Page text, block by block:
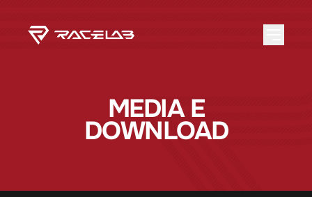
MEDIA E
DOWNLOAD